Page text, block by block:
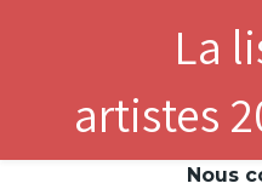
Nous
La
artistes